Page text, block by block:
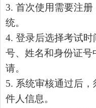
3. 首次使用需要注
统。
4. 登录后选择考试
号、姓名和身份证号
请。
5. 系统审核通过后
件人信息。